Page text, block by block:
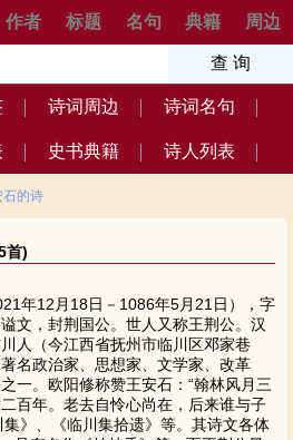
周边
典籍
名句
标题
作者
诗词周边 诗词名句
史书典籍 诗人列表
石的诗
首)
年12月18日－1086年5月21日），字
文，封荆国公。世人又称王荆公。汉
人（今江西省抚州市临川区邓家巷
名政治家、思想家、文学家、改革
一。欧阳修称赞王安石：“翰林风月三
百年。老去自怜心尚在，后来谁与子
》、《临川集拾遗》等。其诗文各体